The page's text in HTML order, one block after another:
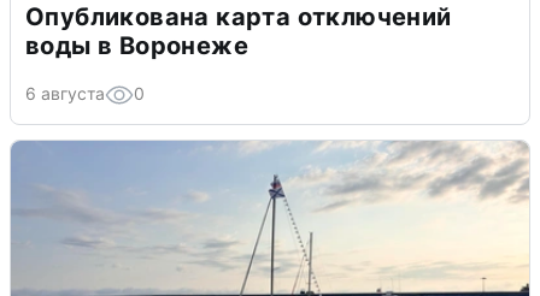
Опубликована карта отключений
воды в Воронеже
6 августа 0